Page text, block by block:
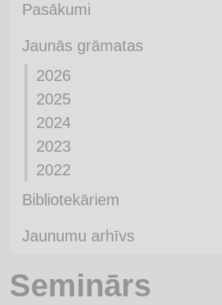
Pasākumi
Jaunās grāmatas
2026
2025
2024
2023
2022
Bibliotekāriem
Jaunumu arhīvs
Seminārs